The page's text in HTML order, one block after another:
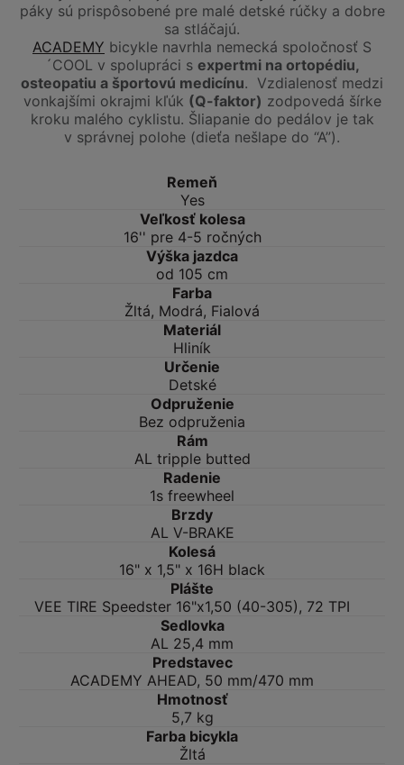
páky sú prispôsobené pre malé detské rúčky a dobre
sa stláčajú.
ACADEMY bicykle navrhla nemecká spoločnosť S
´COOL v spolupráci s expertmi na ortopédiu,
osteopatiu a športovú medicínu. Vzdialenosť medzi
vonkajšími okrajmi kľúk (Q-faktor) zodpovedá šírke
kroku malého cyklistu. Šliapanie do pedálov je tak
v správnej polohe (dieťa nešlape do “A”).
Remeň
Yes
Veľkosť kolesa
16'' pre 4-5 ročných
Výška jazdca
od 105 cm
Farba
Žltá, Modrá, Fialová
Materiál
Hliník
Určenie
Detské
Odpruženie
Bez odpruženia
Rám
AL tripple butted
Radenie
1s freewheel
Brzdy
AL V-BRAKE
Kolesá
16" x 1,5" x 16H black
Plášte
VEE TIRE Speedster 16"x1,50 (40-305), 72 TPI
Sedlovka
AL 25,4 mm
Predstavec
ACADEMY AHEAD, 50 mm/470 mm
Hmotnosť
5,7 kg
Farba bicykla
Žltá